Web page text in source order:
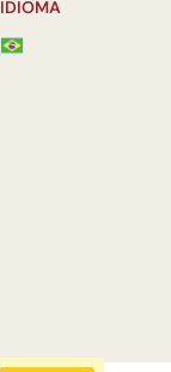
IDIOMA